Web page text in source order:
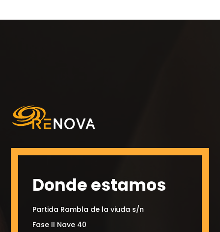
Donde estamos
Partida Rambla de la viuda s/n
Fase II Nave 40